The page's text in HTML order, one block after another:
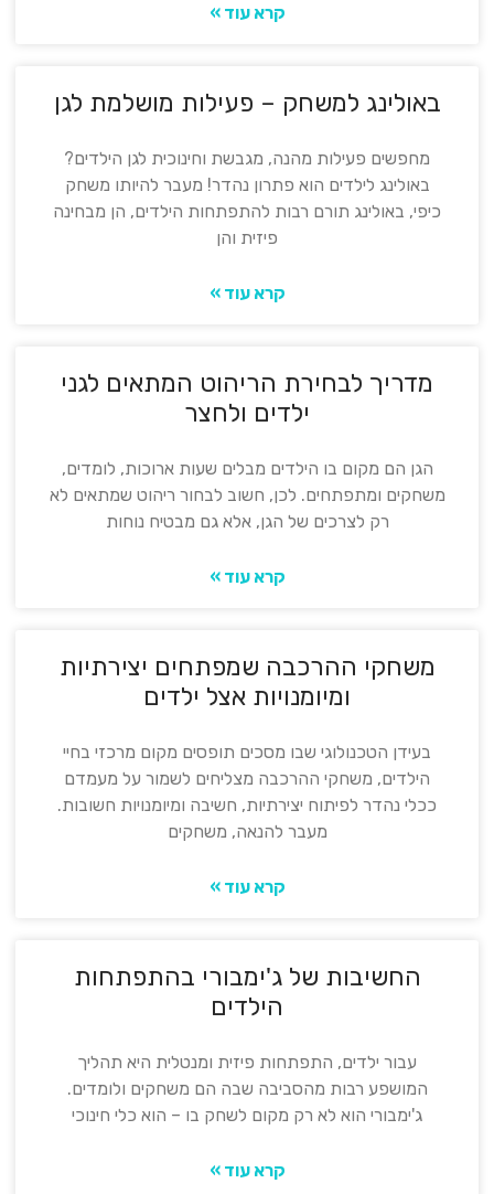
קרא עוד »
באולינג למשחק – פעילות מושלמת לגן
מחפשים פעילות מהנה, מגבשת וחינוכית לגן הילדים?
באולינג לילדים הוא פתרון נהדר! מעבר להיותו משחק
כיפי, באולינג תורם רבות להתפתחות הילדים, הן מבחינה
פיזית והן
קרא עוד »
מדריך לבחירת הריהוט המתאים לגני
ילדים ולחצר
הגן הם מקום בו הילדים מבלים שעות ארוכות, לומדים,
משחקים ומתפתחים. לכן, חשוב לבחור ריהוט שמתאים לא
רק לצרכים של הגן, אלא גם מבטיח נוחות
קרא עוד »
משחקי ההרכבה שמפתחים יצירתיות
ומיומנויות אצל ילדים
בעידן הטכנולוגי שבו מסכים תופסים מקום מרכזי בחיי
הילדים, משחקי ההרכבה מצליחים לשמור על מעמדם
ככלי נהדר לפיתוח יצירתיות, חשיבה ומיומנויות חשובות.
מעבר להנאה, משחקים
קרא עוד »
החשיבות של ג'ימבורי בהתפתחות
הילדים
עבור ילדים, התפתחות פיזית ומנטלית היא תהליך
המושפע רבות מהסביבה שבה הם משחקים ולומדים.
ג'ימבורי הוא לא רק מקום לשחק בו – הוא כלי חינוכי
קרא עוד »